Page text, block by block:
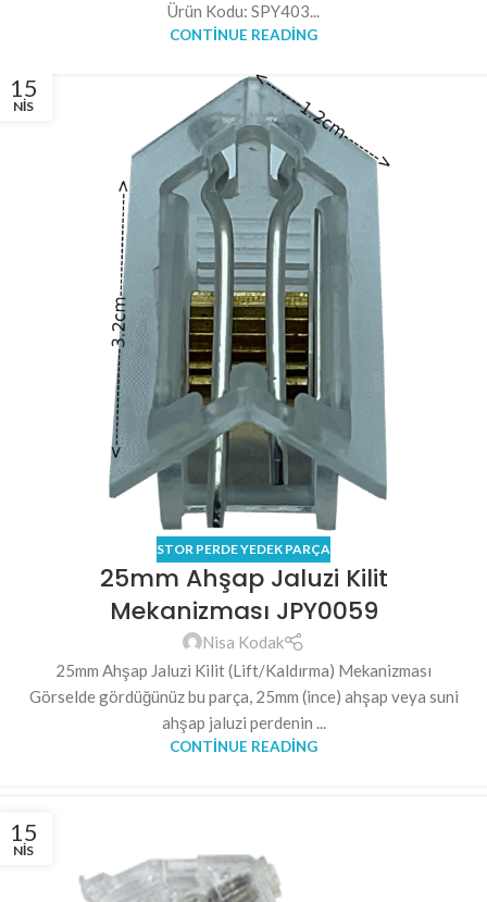
Ürün Kodu: SPY403...
CONTINUE READING
15
NIS
STOR PERDE YEDEK PARÇA
25mm Ahşap Jaluzi Kilit
Mekanizması JPY0059
Nisa Kodak
25mm Ahşap Jaluzi Kilit (Lift/Kaldırma) Mekanizması
Görselde gördüğünüz bu parça, 25mm (ince) ahşap veya suni
ahşap jaluzi perdenin ...
CONTINUE READING
15
NIS